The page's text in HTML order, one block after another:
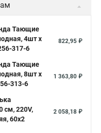
Тающие
4шт х
317-6
822,95 ₽
Тающие
8шт х
313-6
1 363,80 ₽
см, 220V,
60х2
2 058,18 ₽